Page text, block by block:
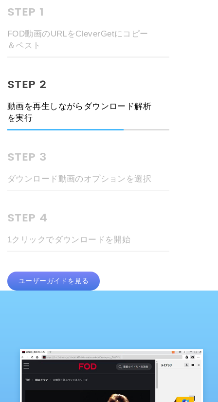
STEP 1
FOD動画のURLをCleverGetにコピー
＆ペスト
STEP 2
動画を再生しながらダウンロード解析
を実行
STEP 3
ダウンロード動画のオプションを選択
STEP 4
1クリックでダウンロードを開始
ユーザーガイドを見る